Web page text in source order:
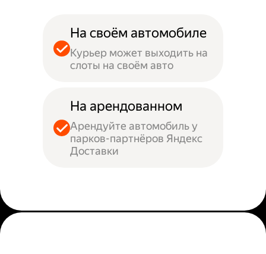
На своём автомобиле
Курьер может выходить на
слоты на своём авто
На арендованном
Арендуйте автомобиль у
парков-партнёров Яндекс
Доставки